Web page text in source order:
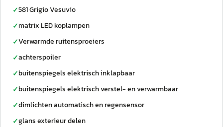
✓581 Grigio Vesuvio
✓matrix LED koplampen
✓Verwarmde ruitensproeiers
✓achterspoiler
✓buitenspiegels elektrisch inklapbaar
✓buitenspiegels elektrisch verstel- en verwarmbaar
✓dimlichten automatisch en regensensor
✓glans exterieur delen